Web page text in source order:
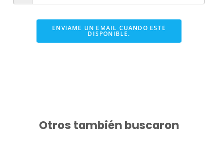
ENVIAME UN EMAIL CUANDO ESTE
DISPONIBLE.
Otros también buscaron